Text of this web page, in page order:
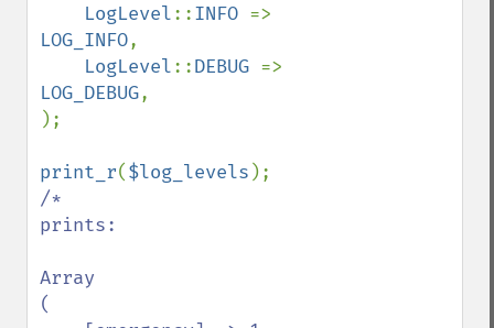
LogLevel::INFO
LOG_INFO,
LogLevel::DEBUG
LOG_DEBUG,
);
print_r($log_levels
/*
prints:
Array
(